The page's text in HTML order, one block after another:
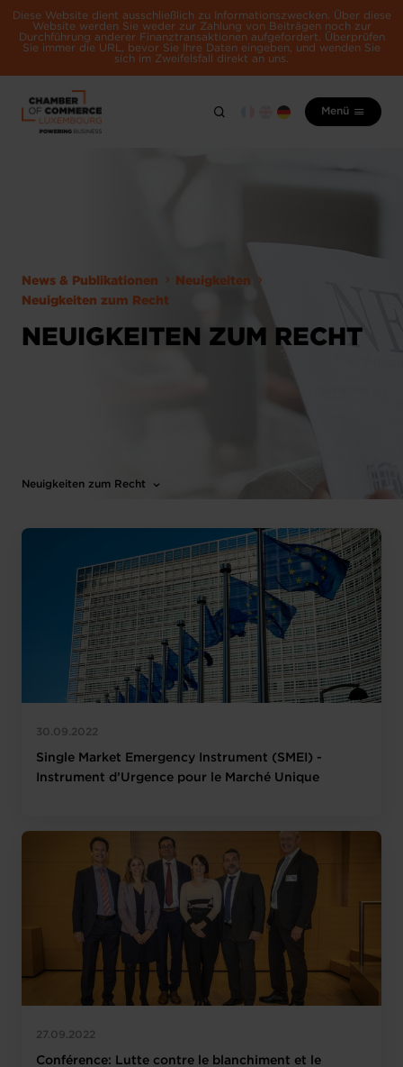
Diese Website dient ausschließlich zu Informationszwecken. Über diese
Website werden Sie weder zur Zahlung von Beiträgen noch zur
Durchführung anderer Finanztransaktionen aufgefordert. Überprüfen
Sie immer die URL, bevor Sie Ihre Daten eingeben, und wenden Sie
sich im Zweifelsfall direkt an uns.
Menü
News & Publikationen
Neuigkeiten
Neuigkeiten zum Recht
NEUIGKEITEN ZUM RECHT
Neuigkeiten zum Recht
30.09.2022
Single Market Emergency Instrument (SMEI) -
Instrument d’Urgence pour le Marché Unique
27.09.2022
Conférence: Lutte contre le blanchiment et le